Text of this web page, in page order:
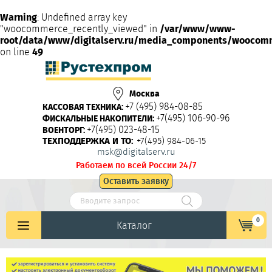
Warning: Undefined array key
"woocommerce_recently_viewed" in /var/www/www-
root/data/www/digitalserv.ru/media_components/
on line 49
Москва
КАССОВАЯ ТЕХНИКА: +7 (495) 984-08-85
ФИСКАЛЬНЫЕ НАКОПИТЕЛИ: +7(495) 106-90-96
ВОЕНТОРГ: +7(495) 023-48-15
ТЕХПОДДЕРЖКА И ТО: +7(495) 984-06-15
msk@digitalserv.ru
Работаем по всей России 24/7
Оставить заявку
Каталог 0